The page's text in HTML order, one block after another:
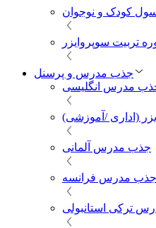
جذب مدرس و پرسنل
مدرس انگلیسی
(اداری /آموزشی)
جذب مدرس آلمانی
جذب مدرس فرانسه
ترکی استانبولی